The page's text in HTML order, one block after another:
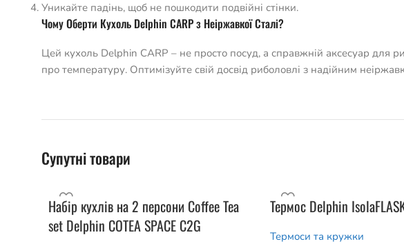
Уникайте падінь, щоб не пошкодити подвійні стінки.
Чому Оберти Кухоль Delphin CARP з Неіржавкої Сталі?
Цей кухоль Delphin CARP – не просто посуд, а справжній аксесуар
про температуру. Оптимізуйте свій досвід риболовлі з надійним
Супутні товари
Набір кухлів на 2 персони Coffee Tea
set Delphin COTEA SPACE C2G
Термос Delphin
Термоси та кружки